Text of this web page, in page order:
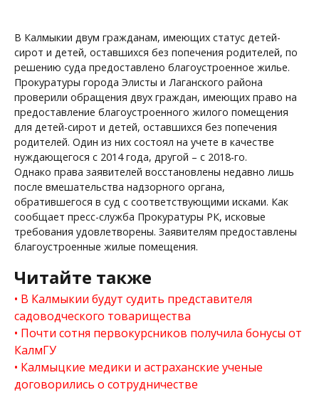
В Калмыкии двум гражданам, имеющих статус детей-
сирот и детей, оставшихся без попечения родителей, по
решению суда предоставлено благоустроенное жилье.
Прокуратуры города Элисты и Лаганского района
проверили обращения двух граждан, имеющих право на
предоставление благоустроенного жилого помещения
для детей-сирот и детей, оставшихся без попечения
родителей. Один из них состоял на учете в качестве
нуждающегося с 2014 года, другой – с 2018-го.
Однако права заявителей восстановлены недавно лишь
после вмешательства надзорного органа,
обратившегося в суд с соответствующими исками. Как
сообщает пресс-служба Прокуратуры РК, исковые
требования удовлетворены. Заявителям предоставлены
благоустроенные жилые помещения.
Читайте также
В Калмыкии будут судить представителя
садоводческого товарищества
Почти сотня первокурсников получила бонусы от
КалмГУ
Калмыцкие медики и астраханские ученые
договорились о сотрудничестве